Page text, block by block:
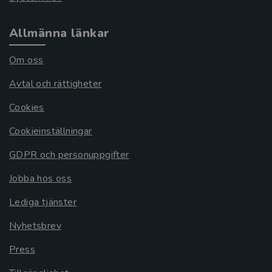
Allmänna länkar
Om oss
Avtal och rättigheter
Cookies
Cookieinställningar
GDPR och personuppgifter
Jobba hos oss
Lediga tjänster
Nyhetsbrev
Press